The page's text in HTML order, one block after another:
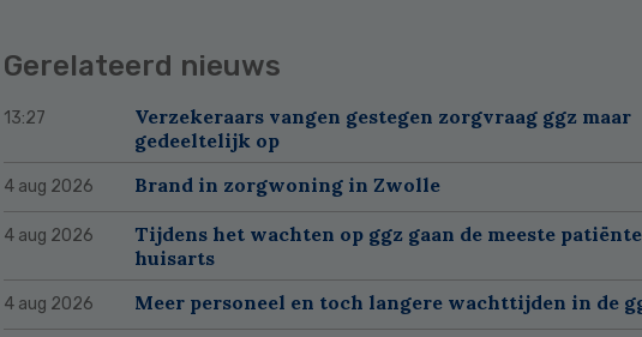
Gerelateerd nieuws
13:27
Verzekeraars vangen gestegen zorgvraag ggz maar
gedeeltelijk op
4 aug 2026 Brand in zorgwoning in Zwolle
4 aug 2026
Tijdens het wachten op ggz gaan de meeste
huisarts
4 aug 2026 Meer personeel en toch langere wachttijden in de